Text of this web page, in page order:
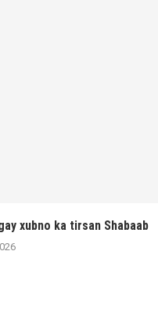
xubno ka tirsan Shabaab